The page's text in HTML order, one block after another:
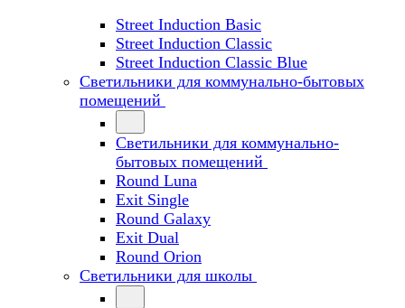
Street Induction Basic
Street Induction Classic
Street Induction Classic Blue
Светильники для коммунально-бытовых
помещений
Светильники для коммунально-
бытовых помещений
Round Luna
Exit Single
Round Galaxy
Exit Dual
Round Orion
Светильники для школы